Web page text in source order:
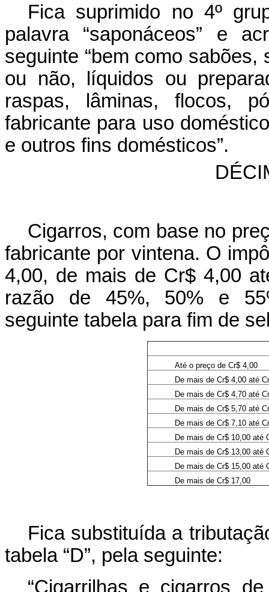
Fica suprimido no 4º
palavra “saponáceos” e
seguinte “bem como
ou não, líquidos ou
raspas, lâminas, flocos,
fabricante para uso
e outros fins domésticos”.
Cigarros, com base no
fabricante por vintena. O
4,00, de mais de Cr$ 4,00
razão de 45%, 50% e
seguinte tabela para fim de
Até o preço de Cr$ 4,00
De mais de Cr$ 4,00 até
De mais de Cr$ 4,70 até
De mais de Cr$ 5,70 até
De mais de Cr$ 7,10 até
De mais de Cr$ 10,00 até
De mais de Cr$ 13,00 até
De mais de Cr$ 15,00 até
De mais de Cr$ 17,00
Fica substituída a
tabela “D”, pela seguinte:
“Cigarrilhas e cigarros